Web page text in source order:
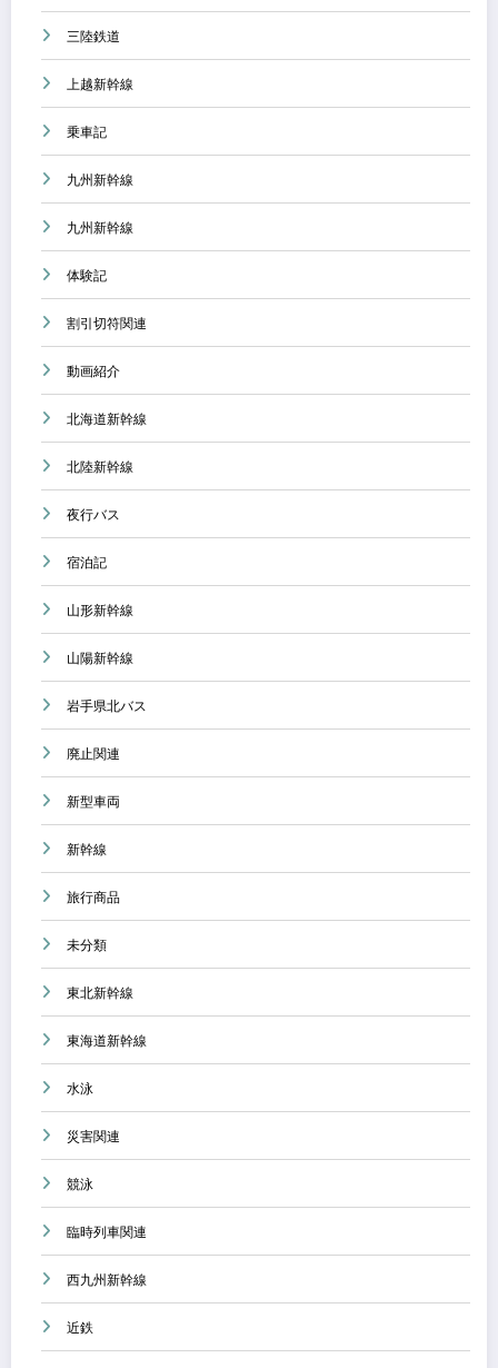
三陸鉄道
上越新幹線
乗車記
九州新幹線
九州新幹線
体験記
割引切符関連
動画紹介
北海道新幹線
北陸新幹線
夜行バス
宿泊記
山形新幹線
山陽新幹線
岩手県北バス
廃止関連
新型車両
新幹線
旅行商品
未分類
東北新幹線
東海道新幹線
水泳
災害関連
競泳
臨時列車関連
西九州新幹線
近鉄